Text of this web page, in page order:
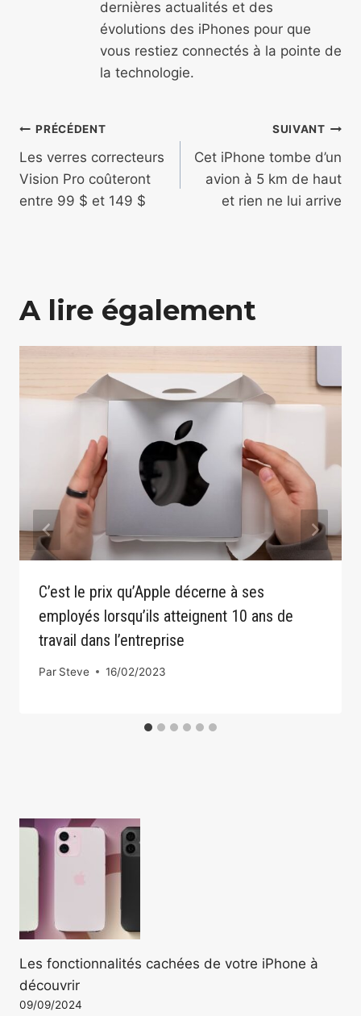
dernières actualités et des
évolutions des iPhones pour que
vous restiez connectés à la pointe de
la technologie.
Navigation
de
l’article
PRÉCÉDENT
Les verres correcteurs
Vision Pro coûteront
entre 99 $ et 149 $
SUIVANT
Cet iPhone tombe d’un
avion à 5 km de haut
et rien ne lui arrive
A lire également
C’est le prix qu’Apple décerne à ses
employés lorsqu’ils atteignent 10 ans de
travail dans l’entreprise
Par Steve 16/02/2023
Les fonctionnalités cachées de votre iPhone à
découvrir
09/09/2024